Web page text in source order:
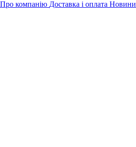
Про компанію Доставка і оплата Новини